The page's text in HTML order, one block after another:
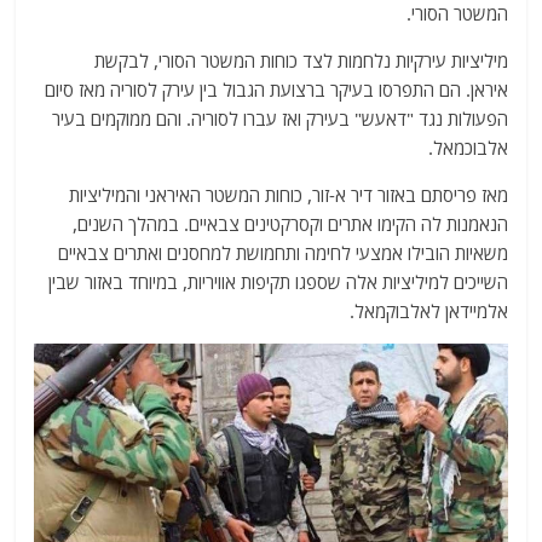
המשטר הסורי.
מיליציות עירקיות נלחמות לצד כוחות המשטר הסורי, לבקשת
איראן. הם התפרסו בעיקר ברצועת הגבול בין עירק לסוריה מאז סיום
הפעולות נגד "דאעש" בעירק ואז עברו לסוריה. והם ממוקמים בעיר
אלבוכמאל.
מאז פריסתם באזור דיר א-זור, כוחות המשטר האיראני והמיליציות
הנאמנות לה הקימו אתרים וקסרקטינים צבאיים. במהלך השנים,
משאיות הובילו אמצעי לחימה ותחמושת למחסנים ואתרים צבאיים
השייכים למיליציות אלה שספגו תקיפות אוויריות, במיוחד באזור שבין
אלמיידאן לאלבוקמאל.